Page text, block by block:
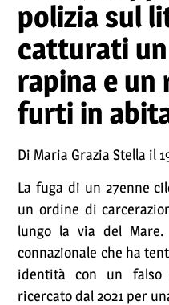
polizia sul
catturati
rapina e
furti in
Di Maria Grazia Stella il
La fuga di un 27enne
un ordine di
lungo la via del
connazionale che ha
identità con un falso
ricercato dal 2021 per